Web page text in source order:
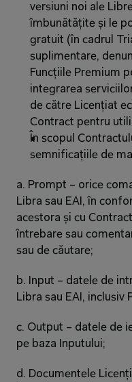
versiuni noi ale
îmbunătățite și le
gratuit (în cadrul
suplimentare,
Funcțiile Premium
integrarea
de către Licențiat
Contract pentru
În scopul
semnificațiile de
a. Prompt – orice
Libra sau EAI, în
acestora și cu
întrebare sau
sau de căutare;
b. Input – datele de
Libra sau EAI, inclusiv
c. Output – datele de
pe baza Inputului;
d. Documentele